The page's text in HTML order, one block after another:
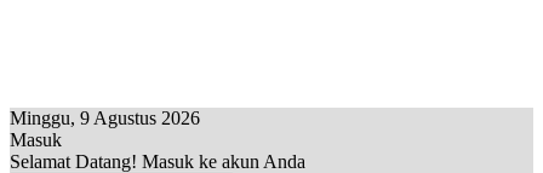
Minggu, 9 Agustus 2026
Masuk
Selamat Datang! Masuk ke akun Anda